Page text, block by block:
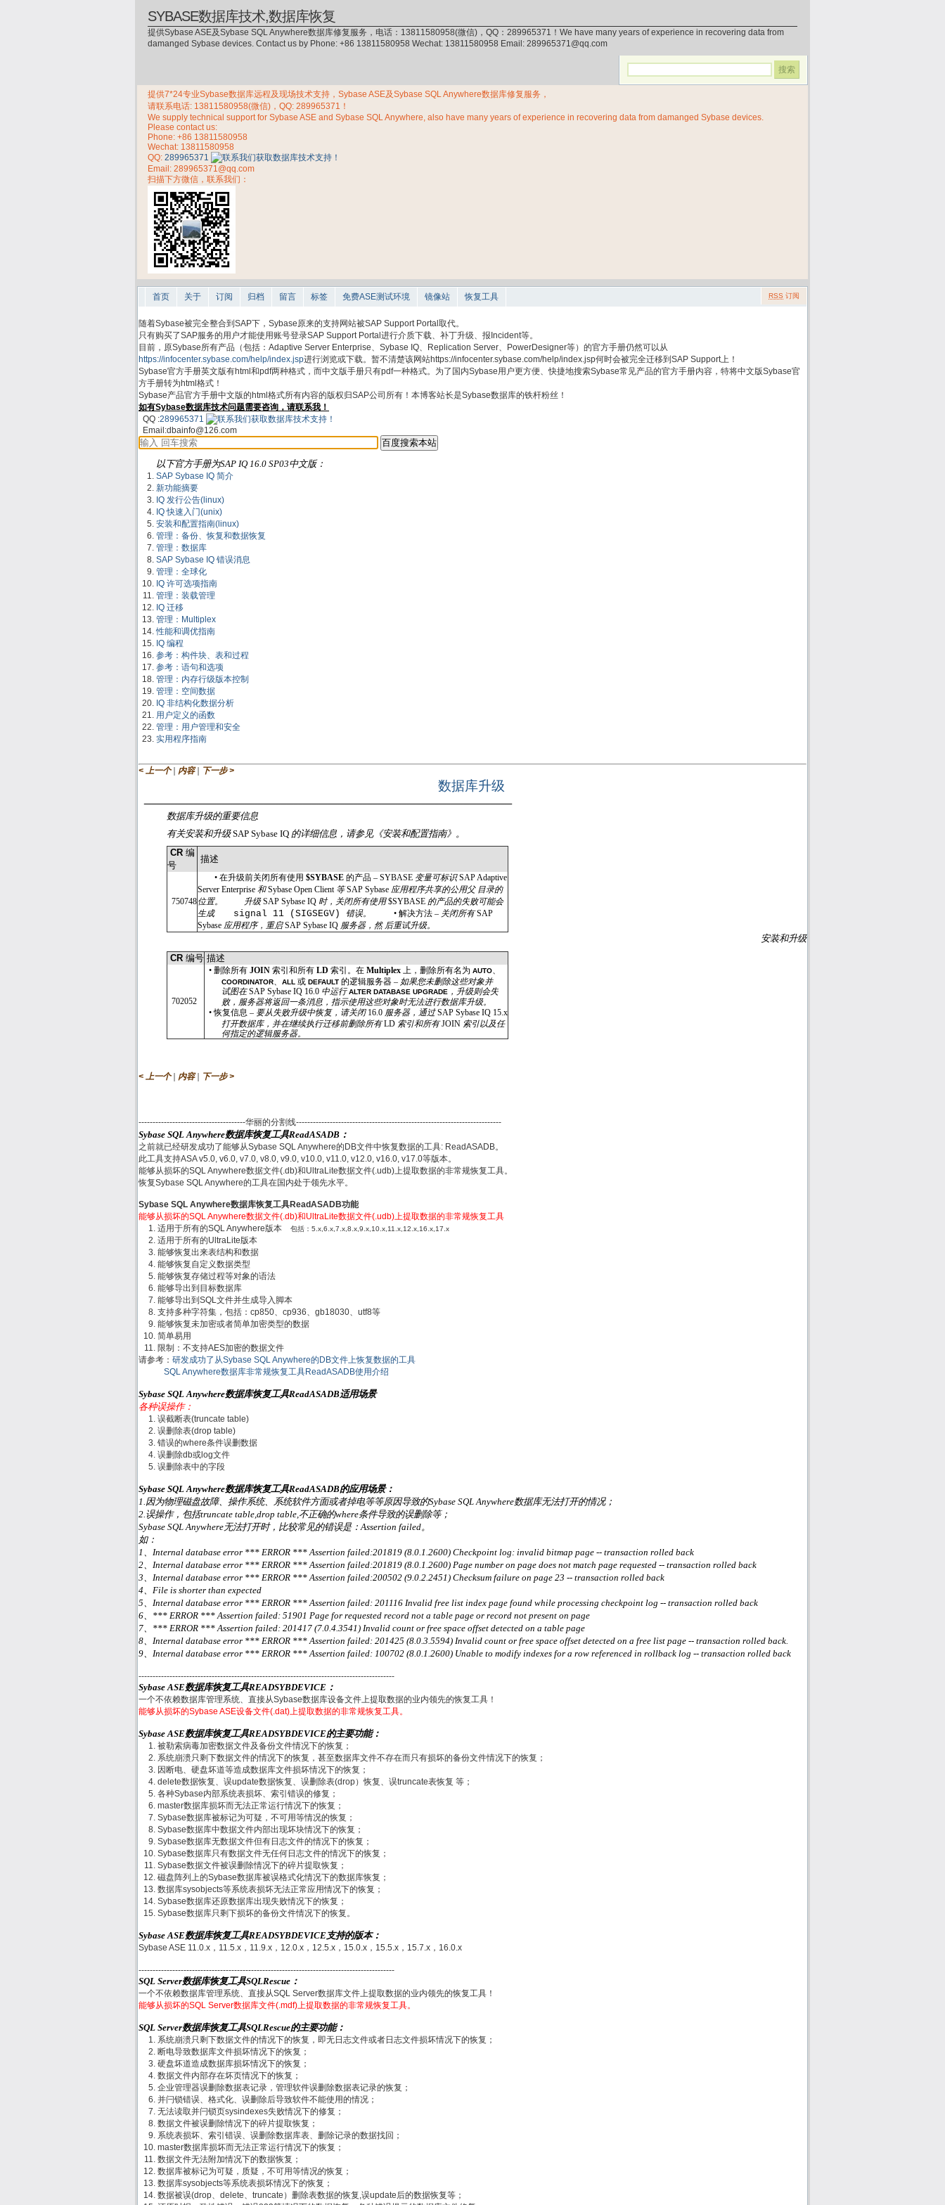
SYBASE数据库技术,数据库恢复
提供Sybase ASE及Sybase SQL Anywhere数据库修复服务，电话：13811580958(微信)，QQ：289965371！We have many years of experience in recovering data from
damanged Sybase devices. Contact us by Phone: +86 13811580958 Wechat: 13811580958 Email: 289965371@qq.com
提供7*24专业Sybase数据库远程及现场技术支持，Sybase ASE及Sybase SQL Anywhere数据库修复服务，
请联系电话: 13811580958(微信)，QQ: 289965371！
We supply technical support for Sybase ASE and Sybase SQL Anywhere, also have many years of experience in recovering data from damanged Sybase devices.
Please contact us:
Phone: +86 13811580958
Wechat: 13811580958
QQ: 289965371
Email: 289965371@qq.com
扫描下方微信，联系我们：
首页 关于 订阅 归档 留言 标签 免费ASE测试环境 镜像站 恢复工具 RSS 订阅
随着Sybase被完全整合到SAP下，Sybase原来的支持网站被SAP Support Portal取代。
只有购买了SAP服务的用户才能使用账号登录SAP Support Portal进行介质下载、补丁升级、报Incident等。
目前，原Sybase所有产品（包括：Adaptive Server Enterprise、Sybase IQ、Replication Server、PowerDesigner等）的官方手册仍然可以从
https://infocenter.sybase.com/help/index.jsp进行浏览或下载。暂不清楚该网站https://infocenter.sybase.com/help/index.jsp何时会被完全迁移到SAP Support上！
Sybase官方手册英文版有html和pdf两种格式，而中文版手册只有pdf一种格式。为了国内Sybase用户更方便、快捷地搜索Sybase常见产品的官方手册内容，特将中文版Sybase官
方手册转为html格式！
Sybase产品官方手册中文版的html格式所有内容的版权归SAP公司所有！本博客站长是Sybase数据库的铁杆粉丝！
如有Sybase数据库技术问题需要咨询，请联系我！
QQ :289965371
Email:dbainfo@126.com
以下官方手册为SAP IQ 16.0 SP03中文版：
SAP Sybase IQ 简介
新功能摘要
IQ 发行公告(linux)
IQ 快速入门(unix)
安装和配置指南(linux)
管理：备份、恢复和数据恢复
管理：数据库
SAP Sybase IQ 错误消息
管理：全球化
IQ 许可选项指南
管理：装载管理
IQ 迁移
管理：Multiplex
性能和调优指南
IQ 编程
参考：构件块、表和过程
参考：语句和选项
管理：内存行级版本控制
管理：空间数据
IQ 非结构化数据分析
用户定义的函数
管理：用户管理和安全
实用程序指南
< 上一个 | 内容 | 下一步 >
数据库升级
数据库升级的重要信息
有关安装和升级SAP Sybase IQ 的详细信息，请参见《安装和配置指南》。
CR编
号
描述
750748
•在升级前关闭所有使用$SYBASE的产品 –SYBASE 变量可标识SAP Adaptive
Server Enterprise和Sybase Open Client 等SAP Sybase 应用程序共享的公用父 目录的
位置。
升级SAP Sybase IQ 时，关闭所有使用$SYBASE 的产品的失败可能会
生成
signal 11 (SIGSEGV) 错误。 •解决方法 – 关闭所有SAP
Sybase 应用程序，重启SAP Sybase IQ 服务器，然 后重试升级。
安装和升级
CR编号 描述
702052
• 删除所有 JOIN 索引和所有 LD 索引。在 Multiplex 上，删除所有名为 AUTO、
COORDINATOR、ALL或DEFAULT的逻辑服务器 – 如果您未删除这些对象并
试图在SAP Sybase IQ 16.0 中运行ALTER DATABASE UPGRADE ，升级则会失
败，服务器将返回一条消息，指示使用这些对象时无法进行数据库升级。
•恢复信息 – 要从失败升级中恢复，请关闭 16.0 服务器，通过SAP Sybase IQ 15.x
打开数据库，并在继续执行迁移前删除所有LD 索引和所有JOIN 索引以及任
何指定的逻辑服务器。
< 上一个 | 内容 | 下一步 >
--------------------------------------华丽的分割线-------------------------------------------------------------------------
Sybase SQL Anywhere数据库恢复工具ReadASADB：
之前就已经研发成功了能够从Sybase SQL Anywhere的DB文件中恢复数据的工具: ReadASADB。
此工具支持ASA v5.0, v6.0, v7.0, v8.0, v9.0, v10.0, v11.0, v12.0, v16.0, v17.0等版本。
能够从损坏的SQL Anywhere数据文件(.db)和UltraLite数据文件(.udb)上提取数据的非常规恢复工具。
恢复Sybase SQL Anywhere的工具在国内处于领先水平。
Sybase SQL Anywhere数据库恢复工具ReadASADB功能
能够从损坏的SQL Anywhere数据文件(.db)和UltraLite数据文件(.udb)上提取数据的非常规恢复工具
适用于所有的SQL Anywhere版本
包括：5.x,6.x,7.x,8.x,9.x,10.x,11.x,12.x,16.x,17.x
适用于所有的UltraLite版本
能够恢复出来表结构和数据
能够恢复自定义数据类型
能够恢复存储过程等对象的语法
能够导出到目标数据库
能够导出到SQL文件并生成导入脚本
支持多种字符集，包括：cp850、cp936、gb18030、utf8等
能够恢复未加密或者简单加密类型的数据
简单易用
限制：不支持AES加密的数据文件
请参考： 研发成功了从Sybase SQL Anywhere的DB文件上恢复数据的工具
SQL Anywhere数据库非常规恢复工具ReadASADB使用介绍
Sybase SQL Anywhere数据库恢复工具ReadASADB适用场景
各种误操作：
误截断表(truncate table)
误删除表(drop table)
错误的where条件误删数据
误删除db或log文件
误删除表中的字段
Sybase SQL Anywhere数据库恢复工具ReadASADB的应用场景：
1.因为物理磁盘故障、操作系统、系统软件方面或者掉电等等原因导致的Sybase SQL Anywhere数据库无法打开的情况；
2.误操作，包括truncate table,drop table,不正确的where条件导致的误删除等；
Sybase SQL Anywhere无法打开时，比较常见的错误是：Assertion failed。
如：
1、Internal database error *** ERROR *** Assertion failed:201819 (8.0.1.2600) Checkpoint log: invalid bitmap page -- transaction rolled back
2、Internal database error *** ERROR *** Assertion failed:201819 (8.0.1.2600) Page number on page does not match page requested -- transaction rolled back
3、Internal database error *** ERROR *** Assertion failed:200502 (9.0.2.2451) Checksum failure on page 23 -- transaction rolled back
4、File is shorter than expected
5、Internal database error *** ERROR *** Assertion failed: 201116 Invalid free list index page found while processing checkpoint log -- transaction rolled back
6、*** ERROR *** Assertion failed: 51901 Page for requested record not a table page or record not present on page
7、*** ERROR *** Assertion failed: 201417 (7.0.4.3541) Invalid count or free space offset detected on a table page
8、Internal database error *** ERROR *** Assertion failed: 201425 (8.0.3.5594) Invalid count or free space offset detected on a free list page -- transaction rolled back.
9、Internal database error *** ERROR *** Assertion failed: 100702 (8.0.1.2600) Unable to modify indexes for a row referenced in rollback log -- transaction rolled back
-------------------------------------------------------------------------------------------
Sybase ASE数据库恢复工具READSYBDEVICE：
一个不依赖数据库管理系统、直接从Sybase数据库设备文件上提取数据的业内领先的恢复工具！
能够从损坏的Sybase ASE设备文件(.dat)上提取数据的非常规恢复工具。
Sybase ASE数据库恢复工具READSYBDEVICE的主要功能：
被勒索病毒加密数据文件及备份文件情况下的恢复；
系统崩溃只剩下数据文件的情况下的恢复，甚至数据库文件不存在而只有损坏的备份文件情况下的恢复；
因断电、硬盘坏道等造成数据库文件损坏情况下的恢复；
delete数据恢复、误update数据恢复、误删除表(drop）恢复、误truncate表恢复 等；
各种Sybase内部系统表损坏、索引错误的修复；
master数据库损坏而无法正常运行情况下的恢复；
Sybase数据库被标记为可疑，不可用等情况的恢复；
Sybase数据库中数据文件内部出现坏块情况下的恢复；
Sybase数据库无数据文件但有日志文件的情况下的恢复；
Sybase数据库只有数据文件无任何日志文件的情况下的恢复；
Sybase数据文件被误删除情况下的碎片提取恢复；
磁盘阵列上的Sybase数据库被误格式化情况下的数据库恢复；
数据库sysobjects等系统表损坏无法正常应用情况下的恢复；
Sybase数据库还原数据库出现失败情况下的恢复；
Sybase数据库只剩下损坏的备份文件情况下的恢复。
Sybase ASE数据库恢复工具READSYBDEVICE支持的版本：
Sybase ASE 11.0.x，11.5.x，11.9.x，12.0.x，12.5.x，15.0.x，15.5.x，15.7.x，16.0.x
-------------------------------------------------------------------------------------------
SQL Server数据库恢复工具SQLRescue：
一个不依赖数据库管理系统、直接从SQL Server数据库文件上提取数据的业内领先的恢复工具！
能够从损坏的SQL Server数据库文件(.mdf)上提取数据的非常规恢复工具。
SQL Server数据库恢复工具SQLRescue的主要功能：
系统崩溃只剩下数据文件的情况下的恢复，即无日志文件或者日志文件损坏情况下的恢复；
断电导致数据库文件损坏情况下的恢复；
硬盘坏道造成数据库损坏情况下的恢复；
数据文件内部存在坏页情况下的恢复；
企业管理器误删除数据表记录，管理软件误删除数据表记录的恢复；
并闩锁错误、格式化、误删除后导致软件不能使用的情况；
无法读取并闩锁页sysindexes失败情况下的修复；
数据文件被误删除情况下的碎片提取恢复；
系统表损坏、索引错误、误删除数据库表、删除记录的数据找回；
master数据库损坏而无法正常运行情况下的恢复；
数据文件无法附加情况下的数据恢复；
数据库被标记为可疑，质疑，不可用等情况的恢复；
数据库sysobjects等系统表损坏情况下的恢复；
数据被误(drop、delete、truncate）删除表数据的恢复,误update后的数据恢复等；